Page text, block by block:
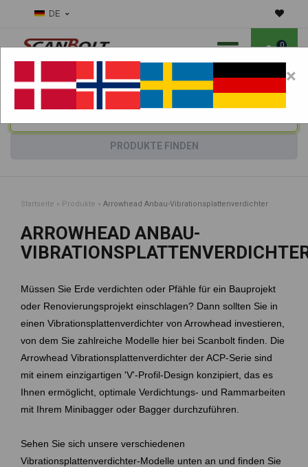
DE
0
Benötigen Sie Hilfe bei Verschleißteilen?Maschine wählen:
PRODUKTE FINDEN
Startseite » Produkte » Arrowhead Anbau-Vibrationsplattenverdichter
ARROWHEAD ANBAU-
Müssen Sie Erde verdichten oder Pfähle für ein Bauprojekt
oder Renovierungsprojekt einschlagen? Dann sollten Sie in
einen Vibrationsplattenverdichter von Arrowhead investieren,
von dem Sie zahlreiche Modelle hier bei Scanbolt finden. Die
Arrowhead Vibrationsplattenverdichter der ACP-Serie sind
mit einem einzigartigen 'V'-Profil-Design konzipiert, das es
Ihnen ermöglicht, optimale Verdichtungs- und Rammarbeiten
mit Ihrem Minibagger oder Bagger durchzuführen.
Sehen Sie sich unsere verschiedenen
Vibrationsplattenverdichter-Modelle unten an und finden Sie
×